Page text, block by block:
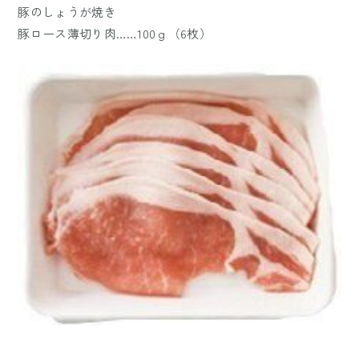
豚のしょうが焼き
豚ロース薄切り肉……100ｇ（6枚）